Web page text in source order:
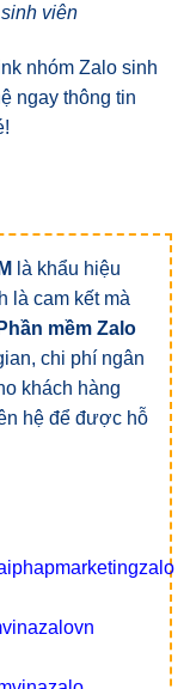
viên
nhóm Zalo sinh
ngay thông tin
là khẩu hiệu
là cam kết mà
Phần mềm Zalo
chi phí ngân
khách hàng
hệ để được hỗ